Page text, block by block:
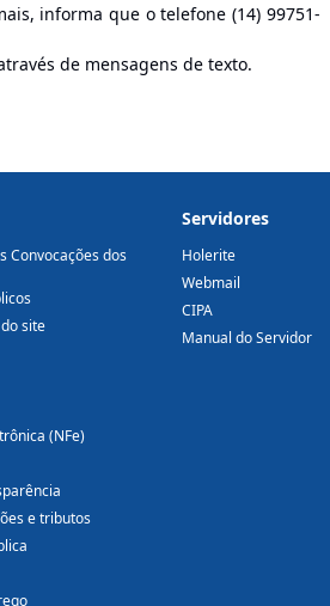
informa que o telefone (14) 99751-
de mensagens de texto.
Convocações dos
site
(NFe)
e tributos
Servidores
Holerite
Webmail
CIPA
Manual do Servidor